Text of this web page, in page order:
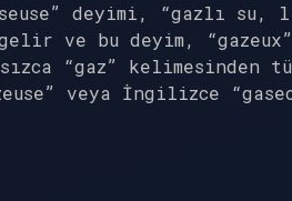
deyimi, “gazlı su,
ve bu deyim,
“gaz”
veya İngilizce